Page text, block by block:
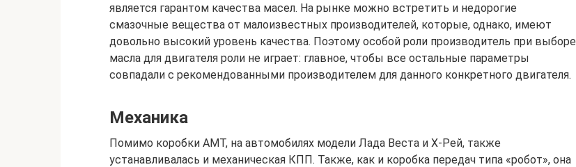
является гарантом качества масел. На рынке можно встретить и недорогие
смазочные вещества от малоизвестных производителей, которые, однако, имеют
довольно высокий уровень качества. Поэтому особой роли производитель при выборе
масла для двигателя роли не играет: главное, чтобы все остальные параметры
совпадали с рекомендованными производителем для данного конкретного двигателя.
Механика
Помимо коробки АМТ, на автомобилях модели Лада Веста и Х-Рей, также
устанавливалась и механическая КПП. Также, как и коробка передач типа «робот», она